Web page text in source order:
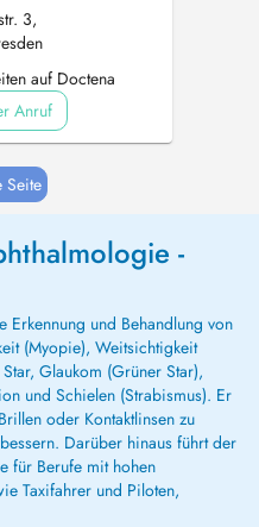
3,
auf Doctena
Anruf
Seite
-
und Behandlung von
(Myopie), Weitsichtigkeit
Glaukom (Grüner Star),
und Schielen (Strabismus). Er
oder Kontaktlinsen zu
Darüber hinaus führt der
für Berufe mit hohen
Taxifahrer und Piloten,